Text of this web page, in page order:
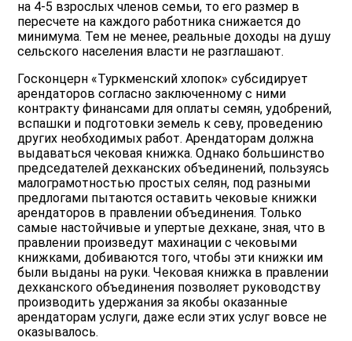
на 4-5 взрослых членов семьи, то его размер в
пересчете на каждого работника снижается до
минимума. Тем не менее, реальные доходы на душу
сельского населения власти не разглашают.
Госконцерн «Туркменский хлопок» субсидирует
арендаторов согласно заключенному с ними
контракту финансами для оплаты семян, удобрений,
вспашки и подготовки земель к севу, проведению
других необходимых работ. Арендаторам должна
выдаваться чековая книжка. Однако большинство
председателей дехканских объединений, пользуясь
малограмотностью простых селян, под разными
предлогами пытаются оставить чековые книжки
арендаторов в правлении объединения. Только
самые настойчивые и упертые дехкане, зная, что в
правлении произведут махинации с чековыми
книжками, добиваются того, чтобы эти книжки им
были выданы на руки. Чековая книжка в правлении
дехканского объединения позволяет руководству
производить удержания за якобы оказанные
арендаторам услуги, даже если этих услуг вовсе не
оказывалось.